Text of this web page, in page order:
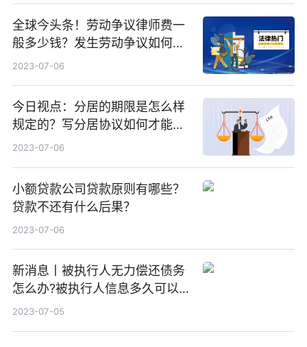
全球今头条！劳动争议律师费一
般多少钱？发生劳动争议如何算
工资？
2023-07-06
今日视点：分居的期限是怎么样
规定的？写分居协议如何才能有
效？
2023-07-06
小额贷款公司贷款原则有哪些？
贷款不还有什么后果？
2023-07-06
新消息丨被执行人无力偿还债务
怎么办?被执行人信息多久可以
消除?
2023-07-05